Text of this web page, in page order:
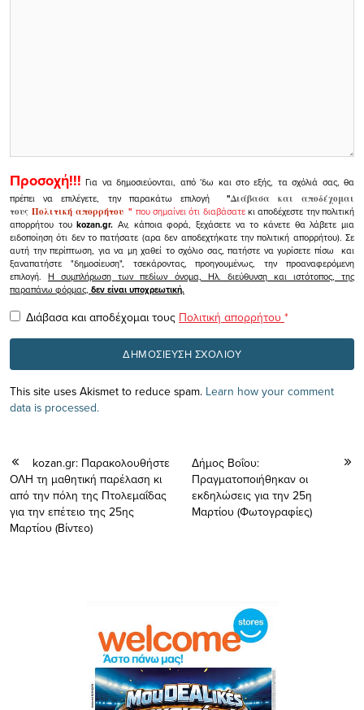
Προσοχή!!! Για να δημοσιεύονται, από 'δω και στο εξής, τα σχόλιά σας, θα
πρέπει να επιλέγετε, την παρακάτω επιλογή
"Διάβασα και αποδέχομαι
τουςΠολιτική απορρήτου" που σημαίνει ότι διαβάσατεκι αποδέχεστε την πολιτική
απορρήτου τουkozan.gr. Αν, κάποια φορά, ξεχάσετε να το κάνετε θα λάβετε μια
ειδοποίηση ότι δεν το πατήσατε (αρα δεν αποδεχτήκατε την πολιτική απορρήτου). Σε
αυτή την περίπτωση, για να μη χαθεί το σχόλιο σας, πατήστε να γυρίσετε πίσω και
ξαναπατήστε "δημοσίευση", τσεκάροντας, προηγουμένως, την προαναφερόμενη
επιλογή.Η συμπλήρωση των πεδίων όνομα, Ηλ. διεύθυνση και ιστότοπος, της
παραπάνω φόρμας, δεν είναι υποχρεωτική.
Διάβασα και αποδέχομαι τους Πολιτική απορρήτου *
This site uses Akismet to reduce spam. Learn how your comment
data is processed.
kozan.gr: Παρακολουθήστε
ΟΛΗ τη μαθητική παρέλαση κι
από την πόλη της Πτολεμαΐδας
για την επέτειο της 25ης
Μαρτίου (Bίντεο)
Δήμος Βοΐου:
Πραγματοποιήθηκαν οι
εκδηλώσεις για την 25η
Μαρτίου (Φωτογραφίες)